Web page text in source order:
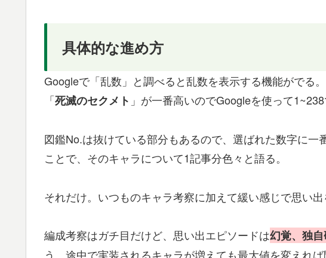
具体的な進め方
Googleで「乱数」と調べると乱数を表示する機能がでる
「死滅のセクメト 」が一番高いのでGoogleを使って
図鑑No.は抜けている部分もあるので、選ばれた数字に一
ことで、そのキャラについて1記事分色々と語る。
それだけ。いつものキャラ考察に加えて緩い感じで思い出
編成考察はガチ目だけど、思い出エピソードは幻覚、独
う…途中で実装されるキャラが増えても最大値を変えれば